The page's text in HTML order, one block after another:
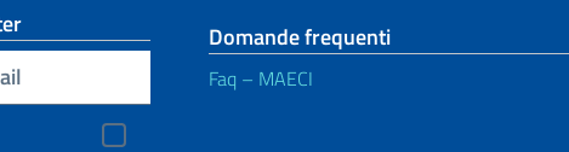
Domande frequenti
Faq – MAECI